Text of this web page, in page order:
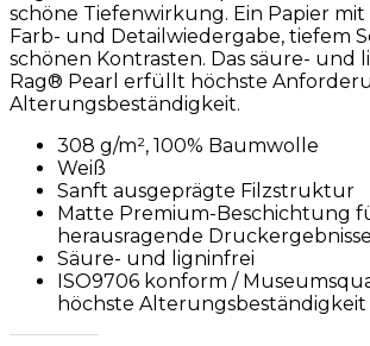
schöne Tiefenwirkung. Ein Papier
Farb- und Detailwiedergabe, tiefem
schönen Kontrasten. Das säure- und
Rag® Pearl erfüllt höchste
Alterungsbeständigkeit.
308 g/m², 100% Baumwolle
Weiß
Sanft ausgeprägte Filzstruktur
Matte Premium-Beschichtung
herausragende Druckergebnisse
Säure- und ligninfrei
ISO9706 konform /
höchste Alterungsbeständigkeit